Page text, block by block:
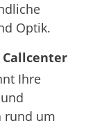
Optik.
Ihre
rund um